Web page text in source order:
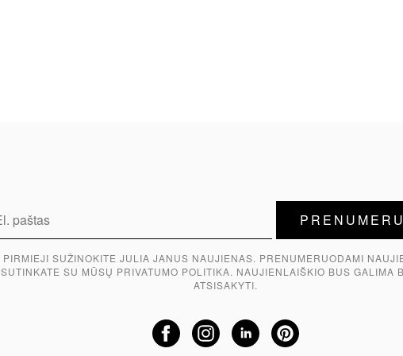
PIRMIEJI SUŽINOKITE JULIA JANUS NAUJIENAS. PRENUMERUODAMI
SUTINKATE SU MŪSŲ PRIVATUMO POLITIKA. NAUJIENLAIŠKIO BUS GALIMA
ATSISAKYTI.